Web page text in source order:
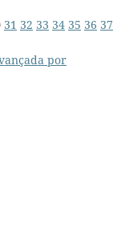
31 32 33 34 35 36 37
por